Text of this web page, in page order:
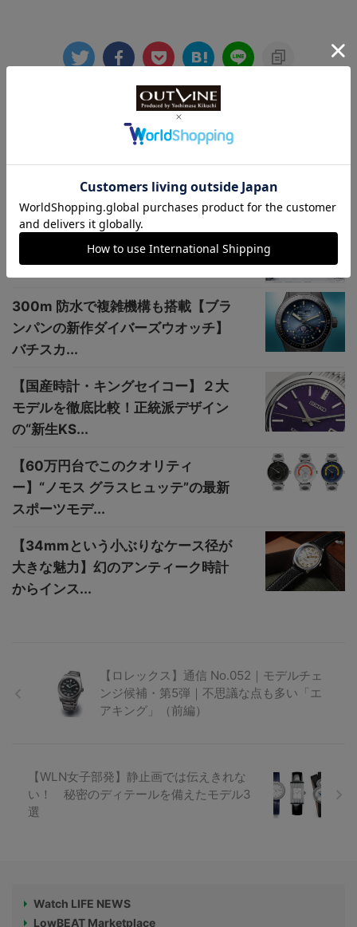
SEIKO が何と世界 4 位に！ 世界最
大の高級時計ECサイトが2021...
300m 防水で複雑機構も搭載【ブラ
ンパンの新作ダイバーズウオッチ】
バチスカ...
【国産時計・キングセイコー】２大
モデルを徹底比較！正統派デザイン
の“新生KS...
【60万円台でこのクオリティ
ー】“ノモス グラスヒュッテ”の最新
スポーツモデ...
【34mmという小ぶりなケース径が
大きな魅力】幻のアンティーク時計
からインス...
【ロレックス】通信 No.052｜モデルチェ
ンジ候補・第5弾｜不思議な点も多い「エ
アキング」（前編）
【WLN女子部発】静止画では伝えきれな
い！ 秘密のディテールを備えたモデル3
選
Watch LIFE NEWS
LowBEAT Marketplace